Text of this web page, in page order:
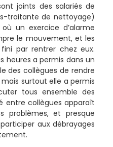
joints des salariés de
traitante de nettoyage)
un exercice d’alarme
le mouvement, et les
par rentrer chez eux.
heures a permis dans un
des collègues de rendre
surtout elle a permis
tous ensemble des
entre collègues apparaît
problèmes, et presque
aux débrayages